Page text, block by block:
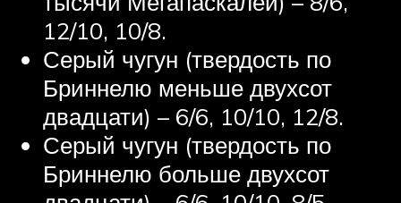
12/10, 10/8.
Серый чугун (твердость по
Бриннелю меньше двухсот
двадцати) – 6/6, 10/10, 12/8.
Серый чугун (твердость по
Бриннелю больше двухсот